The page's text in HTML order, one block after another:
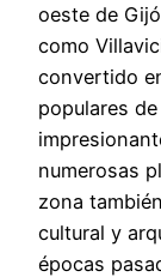
oeste de
como
convertido
populares
numerosas
zona
cultural y
épocas